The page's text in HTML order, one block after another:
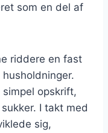
som en del af
riddere en fast
opskrift,
I takt med
sig,